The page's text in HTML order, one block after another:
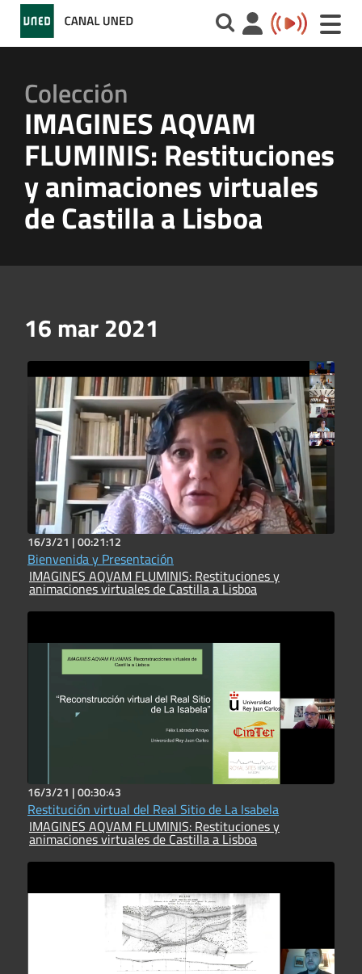
Toggle
Colección
IMAGINES AQVAM
FLUMINIS: Restituciones
y animaciones virtuales
de Castilla a Lisboa
16 mar 2021
16/3/21 |00:21:12
Bienvenida y Presentación
IMAGINES AQVAM FLUMINIS: Restituciones y
animaciones virtuales de Castilla a Lisboa
16/3/21 |00:30:43
Restitución virtual del Real Sitio de La Isabela
IMAGINES AQVAM FLUMINIS: Restituciones y
animaciones virtuales de Castilla a Lisboa